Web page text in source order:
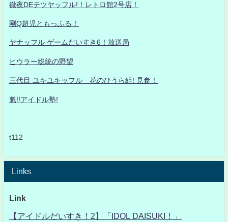
徹夜DEテツヤッフル!！レトロ館2号店！
剛Q超児ともっふる！
ヤナッフル ゲームだいすき6！放送局
ヒウラー総統の野望
三代目 ユキユキッフル 花のひうら組! 見参！
魁!!アイドル塾!
t112
Links
Link
【アイドルだいすき！2】「IDOL DAISUKI！」